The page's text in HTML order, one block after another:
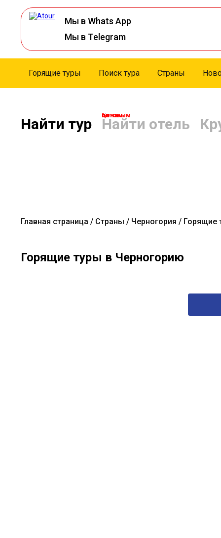
Мы в Whats App
Мы в Telegram
Горящие туры Поиск тура Страны
Найти тур Найти отель
по оптовым ценам. %
Главная страница Страны Черногория Горящие
Горящие туры в Черногорию